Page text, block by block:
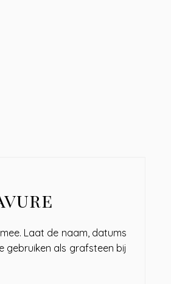
Laat de naam, datums
gebruiken als grafsteen bij